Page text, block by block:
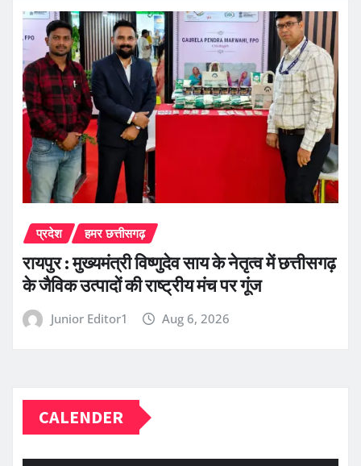
प्रदेश हमर छत्तीसगढ़
रायपुर : मुख्यमंत्री विष्णुदेव साय के नेतृत्व में छत्तीसगढ़
के जैविक उत्पादों की राष्ट्रीय मंच पर गूंज
Junior Editor1 Aug 6, 2026
CALENDER